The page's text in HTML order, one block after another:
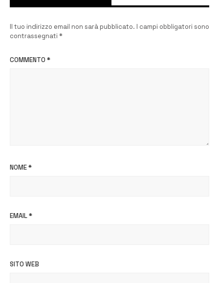
Il tuo indirizzo email non sarà pubblicato. I campi obbligatori sono
contrassegnati *
COMMENTO *
NOME*
EMAIL*
SITO WEB